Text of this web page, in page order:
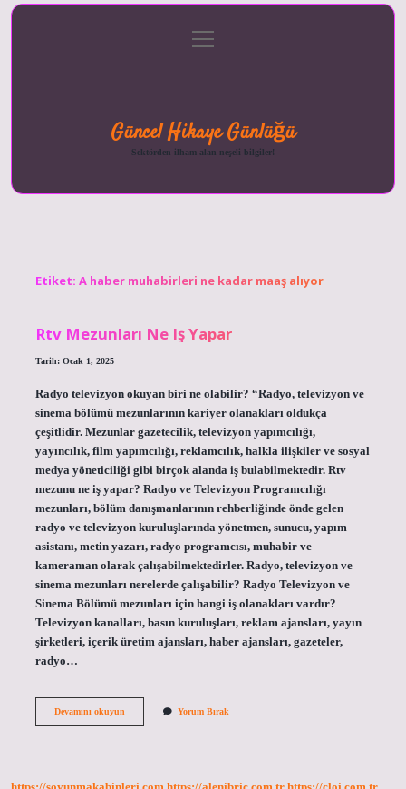
menüyü
aç
Güncel Hikaye Günlüğü
Sektörden ilham alan neşeli bilgiler!
Etiket: A haber muhabirleri ne kadar maaş alıyor
Rtv Mezunları Ne Iş Yapar
Tarih: Ocak 1, 2025
Radyo televizyon okuyan biri ne olabilir? “Radyo, televizyon ve
sinema bölümü mezunlarının kariyer olanakları oldukça
çeşitlidir. Mezunlar gazetecilik, televizyon yapımcılığı,
yayıncılık, film yapımcılığı, reklamcılık, halkla ilişkiler ve sosyal
medya yöneticiliği gibi birçok alanda iş bulabilmektedir. Rtv
mezunu ne iş yapar? Radyo ve Televizyon Programcılığı
mezunları, bölüm danışmanlarının rehberliğinde önde gelen
radyo ve televizyon kuruluşlarında yönetmen, sunucu, yapım
asistanı, metin yazarı, radyo programcısı, muhabir ve
kameraman olarak çalışabilmektedirler. Radyo, televizyon ve
sinema mezunları nerelerde çalışabilir? Radyo Televizyon ve
Sinema Bölümü mezunları için hangi iş olanakları vardır?
Televizyon kanalları, basın kuruluşları, reklam ajansları, yayın
şirketleri, içerik üretim ajansları, haber ajansları, gazeteler,
radyo…
Devamını okuyunRtv
Yorum Bırak